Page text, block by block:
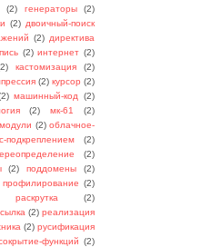
(2) генераторы
(2)
(2) двоичный-поиск
(2) директива
(2) интернет (2)
кастомизация
(2)
(2) курсор (2)
машинный-код
(2)
(2) мк-61
(2)
модули (2) облачное-
подкреплением
(2)
(2)
(2) поддомены
(2)
профилирование (2)
раскрутка
(2)
(2) реализация
(2) русификация
функций (2)